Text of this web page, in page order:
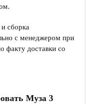
сборка
с менеджером при
факту доставки со
Муза 3